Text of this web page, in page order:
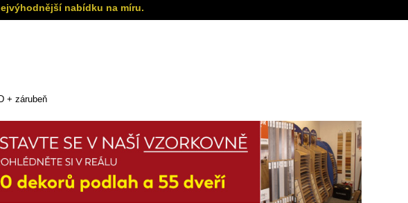
nabídku na míru.
+ zárubeň